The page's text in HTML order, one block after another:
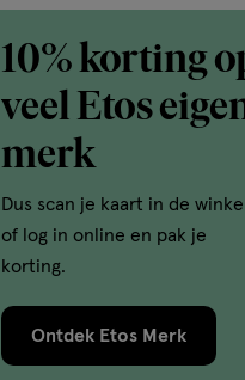
10% korting
veel Etos
merk
Dus scan je kaart in de winkel
of log in online en pak je
korting.
Ontdek Etos Merk